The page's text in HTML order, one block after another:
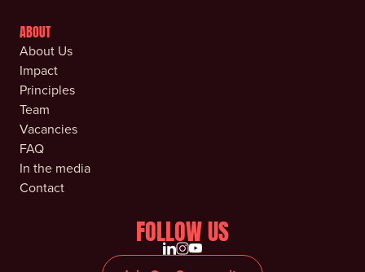
ABOUT
About Us
Impact
Principles
Team
Vacancies
FAQ
In the media
Contact
FOLLOW US